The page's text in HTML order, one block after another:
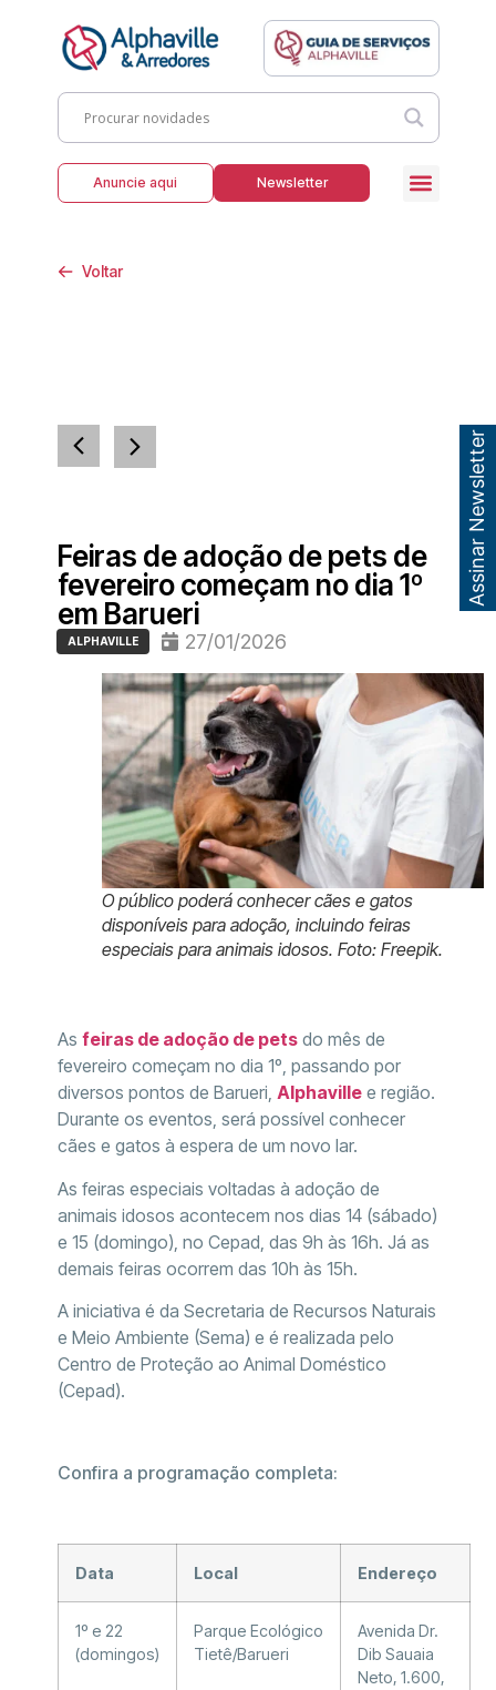
Anuncie aqui Newsletter
Voltar
Feiras de adoção de pets de
fevereiro começam no dia 1º
em Barueri
ALPHAVILLE 27/01/2026
O público poderá conhecer cães e gatos
disponíveis para adoção, incluindo feiras
especiais para animais idosos. Foto: Freepik.
As feiras de adoção de petsdo mês de
fevereiro começam no dia 1º, passando por
diversos pontos de Barueri, Alphaville e região.
Durante os eventos, será possível conhecer
cães e gatos à espera de um novo lar.
As feiras especiais voltadas à adoção de
animais idosos acontecem nos dias 14 (sábado)
e 15 (domingo), no Cepad, das 9h às 16h. Já as
demais feiras ocorrem das 10h às 15h.
A iniciativa é da Secretaria de Recursos Naturais
e Meio Ambiente (Sema) e é realizada pelo
Centro de Proteção ao Animal Doméstico
(Cepad).
Confira a programação completa:
Data Local Endereço
1º e 22
(domingos)
Parque Ecológico
Tietê/Barueri
Avenida Dr.
Dib Sauaia
Neto, 1.600,
Assinar Newsletter